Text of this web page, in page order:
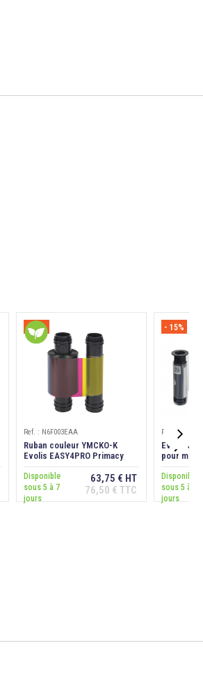
- 15%
Ref. : N6F003EAA
Ruban couleur YMCKO-K
Evolis EASY4PRO Primacy
Disponible
sous 5 à 7
jours
63,75 € HT
76,50 € TTC
Ajouter au
- 15%
Ref. :
Evolis
pour
Disponible
sous 5 à 7
jours
